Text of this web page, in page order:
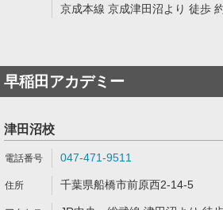
京成本線 京成津田沼より 徒歩
早稲田アカデミー
津田沼校
047-471-9511
千葉県船橋市前原西2-14-5